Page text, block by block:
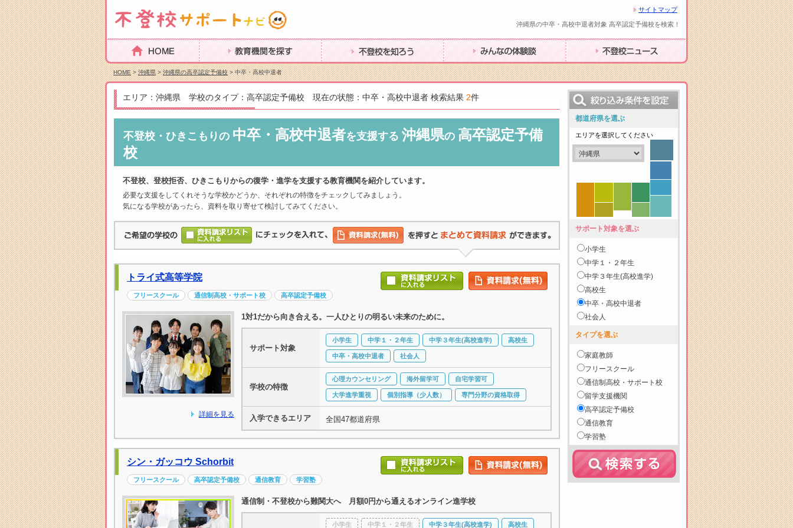
サイトマップ
沖縄県の中卒・高校中退者対象 高卒認定予備校を検索！
HOME 教育機関を探す 不登校を知ろう みんなの体験談 不登校ニュース
HOME>沖縄県>沖縄県の高卒認定予備校> 中卒・高校中退者
エリア：沖縄県 学校のタイプ：高卒認定予備校 現在の状態：中卒・高校中退者 検索結果 2件
不登校・ひきこもりの 中卒・高校中退者を支援する 沖縄県の 高卒認定予備
校
不登校、登校拒否、ひきこもりからの復学・進学を支援する教育機関を紹介しています。
必要な支援をしてくれそうな学校かどうか、それぞれの特徴をチェックしてみましょう。
気になる学校があったら、資料を取り寄せて検討してみてください。
トライ式高等学院
フリースクール 通信制高校・サポート校 高卒認定予備校
詳細を見る
1対1だから向き合える。一人ひとりの明るい未来のために。
サポート対象
小学生 中学１・２年生 中学３年生(高校進学) 高校生
中卒・高校中退者 社会人
学校の特徴
心理カウンセリング 海外留学可 自宅学習可
大学進学重視 個別指導（少人数） 専門分野の資格取得
入学できるエリア 全国47都道府県
シン・ガッコウ Schorbit
フリースクール 高卒認定予備校 通信教育 学習塾
通信制・不登校から難関大へ 月額0円から通えるオンライン進学校
小学生 中学１・２年生 中学３年生(高校進学) 高校生
都道府県を選ぶ
エリアを選択してください
サポート対象を選ぶ
小学生
中学１・２年生
中学３年生(高校進学)
高校生
中卒・高校中退者
社会人
タイプを選ぶ
家庭教師
フリースクール
通信制高校・サポート校
留学支援機関
高卒認定予備校
通信教育
学習塾